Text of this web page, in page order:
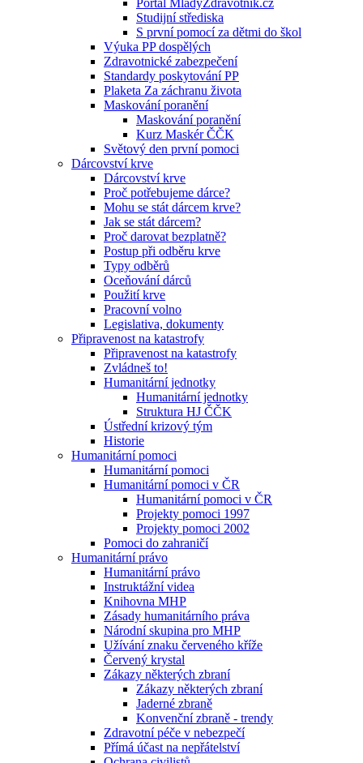
Portál MladyZdravotnik.cz
Studijní střediska
S první pomocí za dětmi do škol
Výuka PP dospělých
Zdravotnické zabezpečení
Standardy poskytování PP
Plaketa Za záchranu života
Maskování poranění
Maskování poranění
Kurz Maskér ČČK
Světový den první pomoci
Dárcovství krve
Dárcovství krve
Proč potřebujeme dárce?
Mohu se stát dárcem krve?
Jak se stát dárcem?
Proč darovat bezplatně?
Postup při odběru krve
Typy odběrů
Oceňování dárců
Použití krve
Pracovní volno
Legislativa, dokumenty
Připravenost na katastrofy
Připravenost na katastrofy
Zvládneš to!
Humanitární jednotky
Humanitární jednotky
Struktura HJ ČČK
Ústřední krizový tým
Historie
Humanitární pomoci
Humanitární pomoci
Humanitární pomoci v ČR
Humanitární pomoci v ČR
Projekty pomoci 1997
Projekty pomoci 2002
Pomoci do zahraničí
Humanitární právo
Humanitární právo
Instruktážní videa
Knihovna MHP
Zásady humanitárního práva
Národní skupina pro MHP
Užívání znaku červeného kříže
Červený krystal
Zákazy některých zbraní
Zákazy některých zbraní
Jaderné zbraně
Konvenční zbraně - trendy
Zdravotní péče v nebezpečí
Přímá účast na nepřátelství